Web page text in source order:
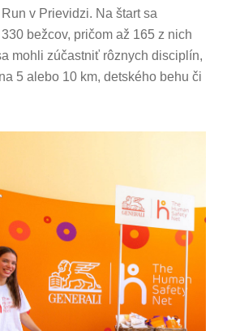
v Prievidzi. Na štart sa
bežcov, pričom až 165 z nich
mohli zúčastniť rôznych disciplín,
5 alebo 10 km, detského behu či